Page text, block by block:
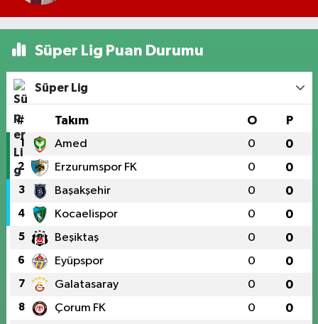
Süper Lig Puan Durumu
Süper Lig
# Takım O P
1 Amed 0 0
2 Erzurumspor FK 0 0
3 Başakşehir 0 0
4 Kocaelispor 0 0
5 Beşiktaş 0 0
6 Eyüpspor 0 0
7 Galatasaray 0 0
8 Çorum FK 0 0